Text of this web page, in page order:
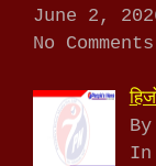
June 2,
No Comments
By
In